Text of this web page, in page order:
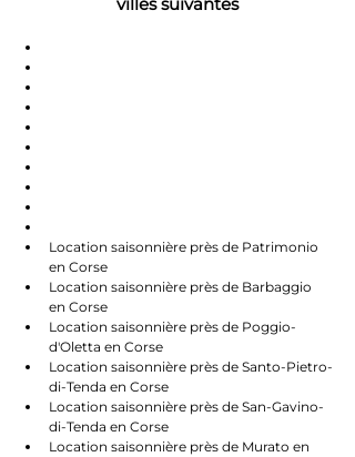
Location saisonnière près de Patrimonio
en Corse
Location saisonnière près de Barbaggio
en Corse
Location saisonnière près de Poggio-
d'Oletta en Corse
Location saisonnière près de Santo-Pietro-
di-Tenda en Corse
Location saisonnière près de San-Gavino-
di-Tenda en Corse
Location saisonnière près de Murato en